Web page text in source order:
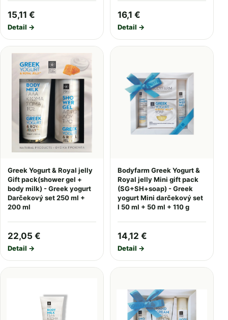
15,11 €
Detail →
16,1 €
Detail →
Greek Yogurt & Royal jelly
Gift pack(shower gel +
body milk) - Greek yogurt
Darčekový set 250 ml +
200 ml
22,05 €
Detail →
Bodyfarm Greek Yogurt &
Royal jelly Mini gift pack
(SG+SH+soap) - Greek
yogurt Mini darčekový set
I 50 ml + 50 ml + 110 g
14,12 €
Detail →